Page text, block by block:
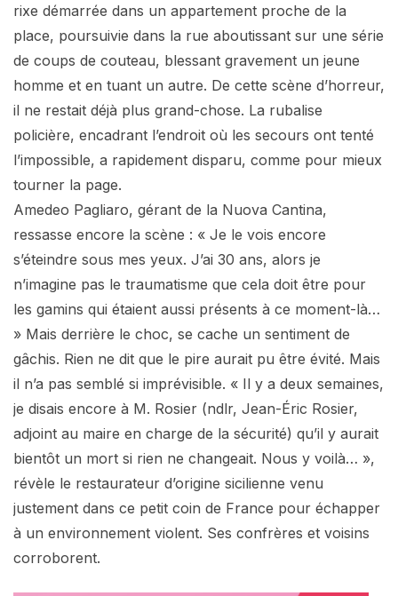
rixe démarrée dans un appartement proche de la
place, poursuivie dans la rue aboutissant sur une série
de coups de couteau, blessant gravement un jeune
homme et en tuant un autre. De cette scène d’horreur,
il ne restait déjà plus grand-chose. La rubalise
policière, encadrant l’endroit où les secours ont tenté
l’impossible, a rapidement disparu, comme pour mieux
tourner la page.
Amedeo Pagliaro, gérant de la Nuova Cantina,
ressasse encore la scène : « Je le vois encore
s’éteindre sous mes yeux. J’ai 30 ans, alors je
n’imagine pas le traumatisme que cela doit être pour
les gamins qui étaient aussi présents à ce moment-là…
» Mais derrière le choc, se cache un sentiment de
gâchis. Rien ne dit que le pire aurait pu être évité. Mais
il n’a pas semblé si imprévisible. « Il y a deux semaines,
je disais encore à M. Rosier (ndlr, Jean-Éric Rosier,
adjoint au maire en charge de la sécurité) qu’il y aurait
bientôt un mort si rien ne changeait. Nous y voilà… »,
révèle le restaurateur d’origine sicilienne venu
justement dans ce petit coin de France pour échapper
à un environnement violent. Ses confrères et voisins
corroborent.